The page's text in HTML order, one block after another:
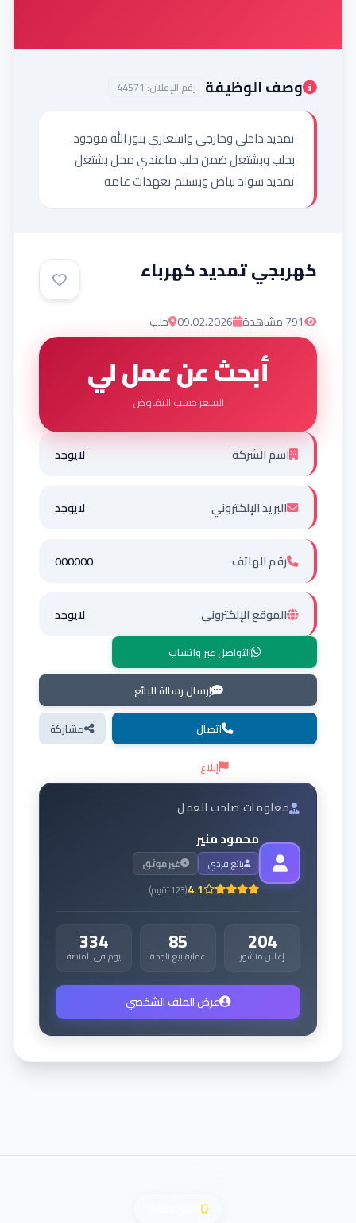
وصف الوظيفة رقم الإعلان: 44571
تمديد سواد بياض وبستلم تعهدات عامه
كهربجي تمديد كهرباء
791مشاهدة 09.02.2026 حلب
أبحث عن عمل لي
السعر حسب التفاوض
اسم الشركة لايوجد
البريد الإلكتروني لايوجد
رقم الهاتف 000000
الموقع الإلكتروني لايوجد
التواصل عبر واتساب
إرسال رسالة للبائع
اتصال
مشاركة
إبلاغ
معلومات صاحب العمل
محمود منير
بائع فردي غير موثق
4.1
(
123تقييم)
204
إعلان منشور 85
عملية بيع ناجحة 334
يوم في المنصة
عرض الملف الشخصي